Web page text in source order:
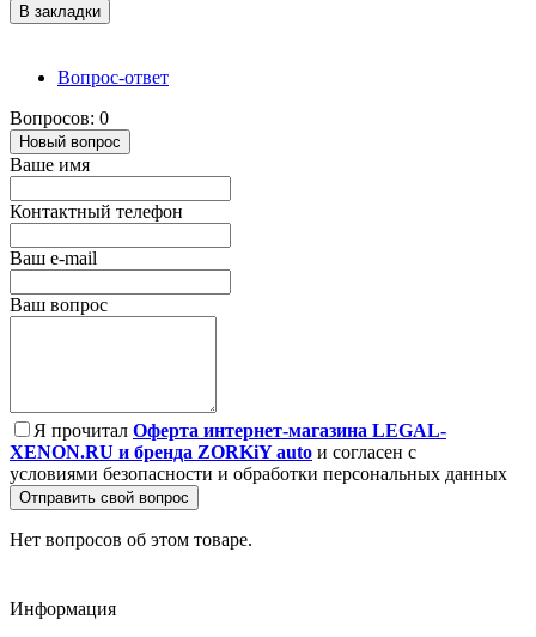
В закладки
Вопрос-ответ
Вопросов: 0
Новый вопрос
Ваше имя
Контактный телефон
Ваш e-mail
Ваш вопрос
Я прочитал Оферта интернет-магазина LEGAL-
XENON.RU и бренда ZORKiY auto и согласен с
условиями безопасности и обработки персональных данных
Отправить свой вопрос
Нет вопросов об этом товаре.
Информация